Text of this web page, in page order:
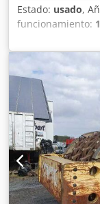
Estado: usado,
funcionamiento:
154 AP-4 AM,
funcionamiento:
CV], sistema
Bomag, cortador
tambor de
inmediato. Si lo
arrendamiento
estará
información en
previa.
Más información
para obtener